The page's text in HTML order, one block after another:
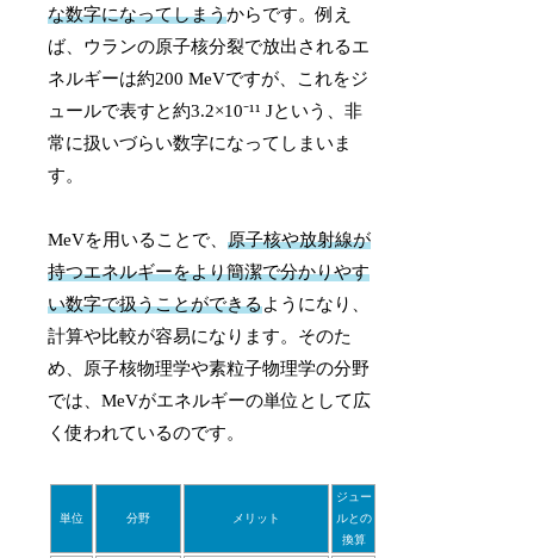
な数字になってしまうからです。例え
ば、ウランの原子核分裂で放出されるエ
ネルギーは約200 MeVですが、これをジ
ュールで表すと約3.2×10⁻¹¹ Jという、非
常に扱いづらい数字になってしまいま
す。
MeVを用いることで、原子核や放射線が
持つエネルギーをより簡潔で分かりやす
い数字で扱うことができるようになり、
計算や比較が容易になります。そのた
め、原子核物理学や素粒子物理学の分野
では、MeVがエネルギーの単位として広
く使われているのです。
単位 分野 メリット
ジュー
ルとの
換算